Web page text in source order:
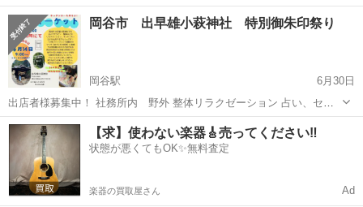
ンビアを中煎りに焙煎するワークショップです。 焙煎後はコーヒーと
ケーキ付き、焙煎した100ｇの豆をお持ち帰りいただけます。 珈琲の
知識がな...
長野 松本市 南松本駅 ワークショップ 体験会
岡谷市 出早雄小萩神社 特別御朱印祭り
岡谷駅
6月30日
出店者様募集中！ 社務所内 野外 整体リラクゼーション 占い、セラ
ピー ハンドメイド雑貨販売 🔷日時 2026年 毎月14日 10:00～15:00 🔷
場所 出早雄小萩神社 〒394-0089 長野県岡谷市長地出早２...
長野 岡谷市 岡谷駅 ワークショップ 神社
【求】使わない楽器🎸売ってください‼️
状態が悪くてもOK✨無料査定
楽器の買取屋さん Ad